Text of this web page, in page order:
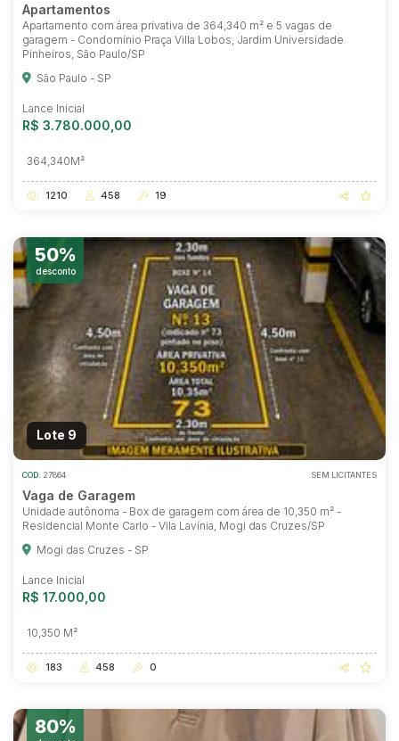
Apartamentos
Apartamento com área privativa de 364,340 m² e 5 vagas de
garagem - Condomínio Praça Villa Lobos, Jardim Universidade
Pinheiros, São Paulo/SP
São Paulo - SP
Lance Inicial
R$ 3.780.000,00
364,340M²
1210 458 19
50%
desconto
Lote 9
COD. 27864 SEM LICITANTES
Vaga de Garagem
Unidade autônoma - Box de garagem com área de 10,350 m² -
Residencial Monte Carlo - Vila Lavínia, Mogi das Cruzes/SP
Mogi das Cruzes - SP
Lance Inicial
R$ 17.000,00
10,350 M²
183 458 0
80%